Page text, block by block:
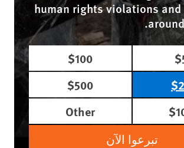
human rights violations
$100
$500
Other
تبرعوا الآن